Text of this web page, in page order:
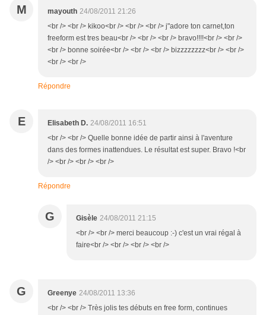
M mayouth 24/08/2011 21:26
<br /> <br /> kikoo<br /> <br /> <br /> j"adore ton carnet,ton
freeform est tres beau<br /> <br /> <br /> bravo!!!!<br /> <br />
<br /> bonne soirée<br /> <br /> <br /> bizzzzzzzz<br /> <br />
<br /> <br />
Répondre
E Elisabeth D. 24/08/2011 16:51
<br /> <br /> Quelle bonne idée de partir ainsi à l'aventure
dans des formes inattendues. Le résultat est super. Bravo !<br
/> <br /> <br /> <br />
Répondre
G Gisèle 24/08/2011 21:15
<br /> <br /> merci beaucoup :-) c'est un vrai régal à
faire<br /> <br /> <br /> <br />
G Greenye 24/08/2011 13:36
<br /> <br /> Très jolis tes débuts en free form, continues